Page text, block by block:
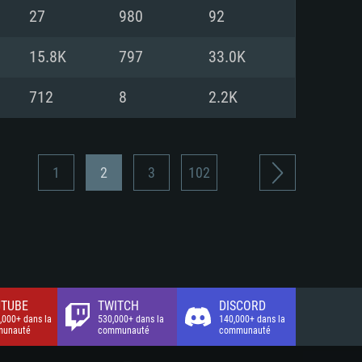
(client complet)
(client complet)
(client complet)
27 980 92
15.8K 797 33.0K
712 8 2.2K
1 2 3 102
dans la
TWITCH
530,000+ dans la
communauté
DISCORD
140,000+ dans la
communauté